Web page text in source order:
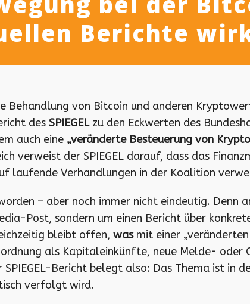
Berichte
Behandlung von Bitcoin und anderen
des SPIEGELzu den Eckwerten des
auch eine „veränderte Besteuerung von
verweist der SPIEGEL darauf, dass das
laufende Verhandlungen in der Koalition
– aber noch immer nicht eindeutig. Denn
Post, sondern um einen Bericht über
bleibt offen, wasmit einer
als Kapitaleinkünfte, neue Melde- oder
Bericht belegt also: Das Thema ist in
verfolgt wird.